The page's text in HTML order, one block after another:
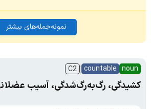
نمونه‌جمله‌های بیشتر
noun
countable
C2
کشیدگی، رگ‌به‌رگ‌شدگی، آسیب